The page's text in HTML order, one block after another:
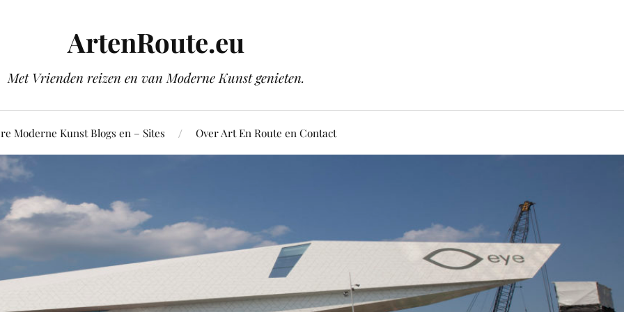
ArtenRoute.eu
Met Vrienden reizen en van Moderne Kunst genieten.
Moderne Kunst Blogs en – Sites Over Art En Route en Contact